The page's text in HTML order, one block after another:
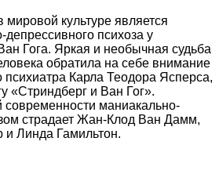
культуре является
психоза у
Гога. Яркая и необычная судьба
обратила на себе внимание
психиатра Карла Теодора Ясперса,
«Стриндберг и Ван Гог».
современности маниакально-
страдает Жан-Клод Ван Дамм,
Линда Гамильтон.